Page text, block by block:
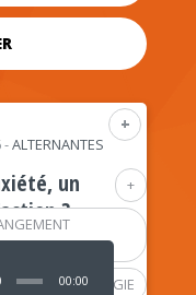
+
+
#PSYCHOLOGIE
-ALTERNANTES
un
?
00:00